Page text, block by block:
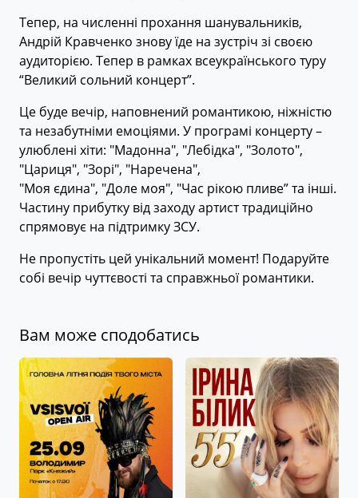
Тепер, на численні прохання шанувальників,
Андрій Кравченко знову їде на зустріч зі своєю
аудиторією. Тепер в рамках всеукраїнського туру
“Великий сольний концерт”.
Це буде вечір, наповнений романтикою, ніжністю
та незабутніми емоціями. У програмі концерту –
улюблені хіти: "Мадонна", "Лебідка", "Золото",
"Цариця", "Зорі", "Наречена",
"Моя єдина", "Доле моя", "Час рікою пливе” та інші.
Частину прибутку від заходу артист традиційно
спрямовує на підтримку ЗСУ.
Не пропустіть цей унікальний момент! Подаруйте
собі вечір чуттєвості та справжньої романтики.
Вам може сподобатись